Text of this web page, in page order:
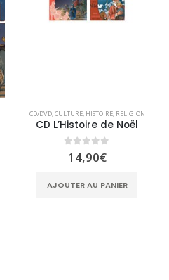
CD/DVD,CULTURE, HISTOIRE, RELIGION
CD L’Histoire de Noël
0sur 5
14,90€
AJOUTER AU PANIER